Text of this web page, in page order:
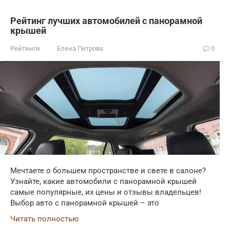
Рейтинг лучших автомобилей с панорамной
крышей
Рейтинги Елена Петрова 0
Мечтаете о большем пространстве и свете в салоне?
Узнайте, какие автомобили с панорамной крышей
самые популярные, их цены и отзывы владельцев!
Выбор авто с панорамной крышей – это
Читать полностью